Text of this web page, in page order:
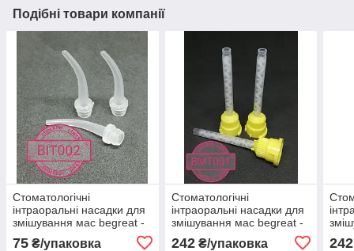
Подібні товари компанії
Стоматологічні
інтраоральні насадки для
змішування мас begreat -
25 шт/уп, bit 002 (прозорі)
75 ₴/упаковка
Стоматологічні
інтраоральні насадки для
змішування мас begreat -
25 шт/уп, bmt 001 (жовті)
242₴/упаковка 242